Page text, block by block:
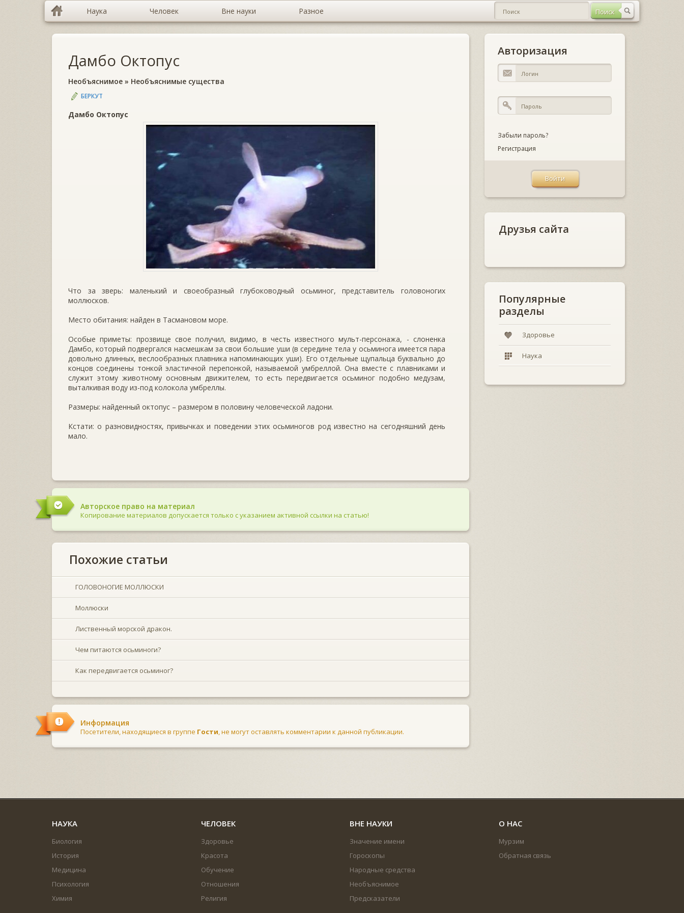
Наука Человек Вне науки Разное
Дамбо Октопус
Необъяснимое » Необъяснимые существа
БЕРКУТ
Дамбо Октопус
Что за зверь: маленький и своеобразный глубоководный осьминог, представитель головоногих
моллюсков.
Место обитания: найден в Тасмановом море.
Особые приметы: прозвище свое получил, видимо, в честь известного мульт-персонажа, - слоненка
Дамбо, который подвергался насмешкам за свои большие уши (в середине тела у осьминога имеется пара
довольно длинных, веслообразных плавника напоминающих уши). Его отдельные щупальца буквально до
концов соединены тонкой эластичной перепонкой, называемой умбреллой. Она вместе с плавниками и
служит этому животному основным движителем, то есть передвигается осьминог подобно медузам,
выталкивая воду из-под колокола умбреллы.
Размеры: найденный октопус – размером в половину человеческой ладони.
Кстати: о разновидностях, привычках и поведении этих осьминогов род известно на сегодняшний день
мало.
Авторское право на материал
Копирование материалов допускается только с указанием активной ссылки на статью!
Похожие статьи
ГОЛОВОНОГИЕ МОЛЛЮСКИ
Моллюски
Лиственный морской дракон.
Чем питаются осьминоги?
Как передвигается осьминог?
Информация
Посетители, находящиеся в группе Гости, не могут оставлять комментарии к данной публикации.
Авторизация
Забыли пароль?
Регистрация
Друзья сайта
Популярные
разделы
Здоровье
Наука
НАУКА
Биология
История
Медицина
Психология
Химия
ЧЕЛОВЕК
Здоровье
Красота
Обучение
Отношения
Религия
ВНЕ НАУКИ
Значение имени
Гороскопы
Народные средства
Необъяснимое
Предсказатели
О НАС
Мурзим
Обратная связь